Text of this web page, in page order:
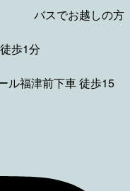
バスでお越しの方
歩1分
ル福津前下車 徒歩15